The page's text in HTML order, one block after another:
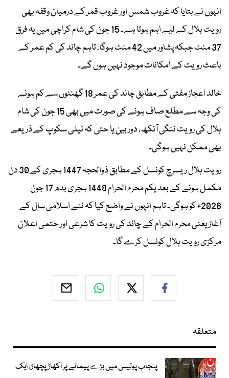
انہوں نے بتایا کہ غروب شمس اور غروب قمر کے درمیان وقفہ بھی
رویت ہلال کے لیے اہم ہوتا ہے۔ 15 جون کی شام کراچی میں یہ فرق
37 منٹ جبکہ پشاور میں 42 منٹ ہوگا، تاہم چاند کی کم عمر کے
باعث رویت کے امکانات موجود نہیں ہوں گے۔
خالد اعجاز مفتی کے مطابق چاند کی عمر 18 گھنٹوں سے کم ہونے
کی وجہ سے مطلع صاف ہونے کی صورت میں بھی 15 جون کی شام
ہلال کی رویت ننگی آنکھ، دوربین یا حتیٰ کہ ٹیلی سکوپ کے ذریعے
بھی ممکن نہیں ہوگی۔
رویت ہلال ریسرچ کونسل کے مطابق ذوالحجہ 1447 ہجری کے 30 دن
مکمل ہونے کے بعد یکم محرم الحرام 1448 ہجری بدھ 17 جون
2026ء کو ہوگی۔ تاہم انہوں نے واضع کیا کہ نئے اسلامی سال کے
آغاز یعنی محرم الحرام کے چاند کی رویت کا شرعی اور حتمی اعلان
مرکزی رویت ہلال کونسل کرے گا۔
متعلقہ
پنجاب پولیس میں بڑے پیمانے پر اکھاڑ پچھاڑ، ایک